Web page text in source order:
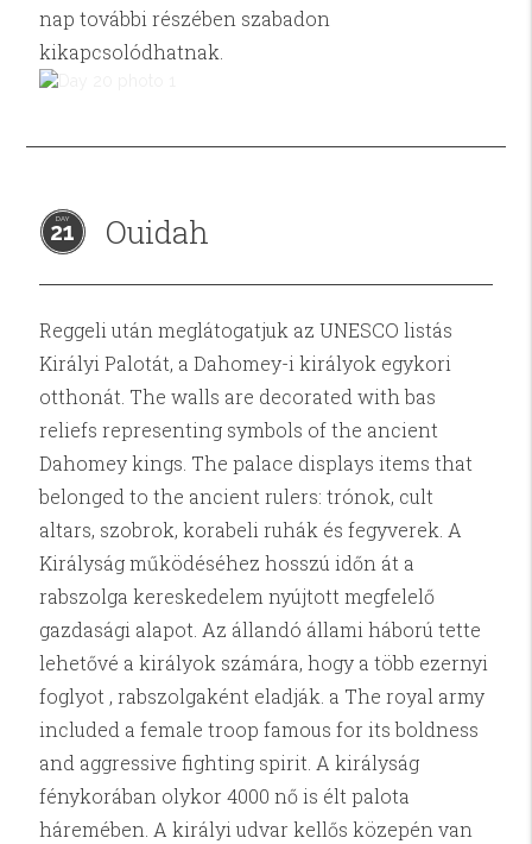
nap további részében szabadon
kikapcsolódhatnak.
21 Ouidah
Reggeli után meglátogatjuk az UNESCO listás
Királyi Palotát, a Dahomey-i királyok egykori
otthonát. The walls are decorated with bas
reliefs representing symbols of the ancient
Dahomey kings. The palace displays items that
belonged to the ancient rulers: trónok, cult
altars, szobrok, korabeli ruhák és fegyverek. A
Királyság működéséhez hosszú időn át a
rabszolga kereskedelem nyújtott megfelelő
gazdasági alapot. Az állandó állami háború tette
lehetővé a királyok számára, hogy a több ezernyi
foglyot , rabszolgaként eladják. a The royal army
included a female troop famous for its boldness
and aggressive fighting spirit. A királyság
fénykorában olykor 4000 nő is élt palota
háremében. A királyi udvar kellős közepén van